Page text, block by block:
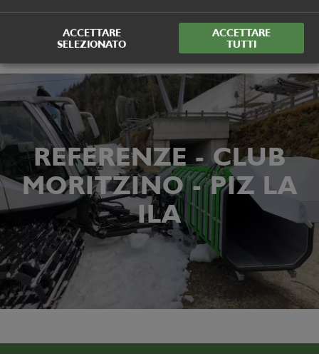
REFERENZE - CLUB
MORITZINO - PIZ LA
ILA
ACCETTARE
SELEZIONATO
ACCETTARE
TUTTI